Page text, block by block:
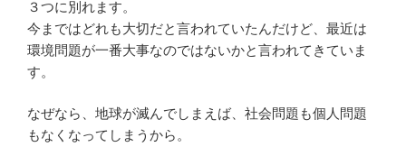
３つに別れます。
今まではどれも大切だと言われていたんだけど、最近は
環境問題が一番大事なのではないかと言われてきていま
す。
なぜなら、地球が滅んでしまえば、社会問題も個人問題
もなくなってしまうから。